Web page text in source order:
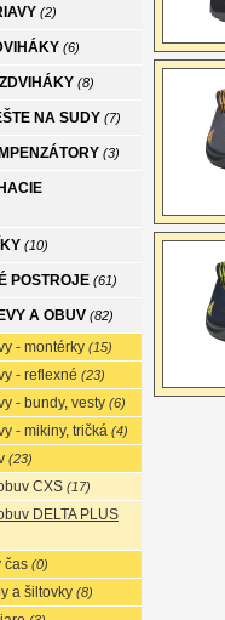
(2)
(6)
(8)
NA SUDY (7)
(3)
(10)
POSTROJE (61)
A OBUV (82)
- montérky (15)
- reflexné (23)
- bundy, vesty (6)
- mikiny, tričká (4)
(23)
CXS (17)
DELTA PLUS
čas (0)
a šiltovky (8)